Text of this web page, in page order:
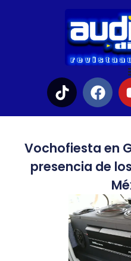
Vochofiesta en
presencia de